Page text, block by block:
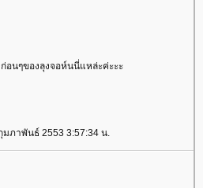
อนๆของลุงจอห์นนี่แหล่ะค่ะะะ
มภาพันธ์ 2553 3:57:34 น.